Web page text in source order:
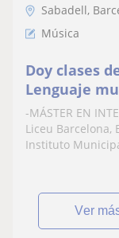
Sabadell,
Música
Doy clases
Lenguaje
-MÁSTER EN
Liceu Barcelona,
Instituto
ver